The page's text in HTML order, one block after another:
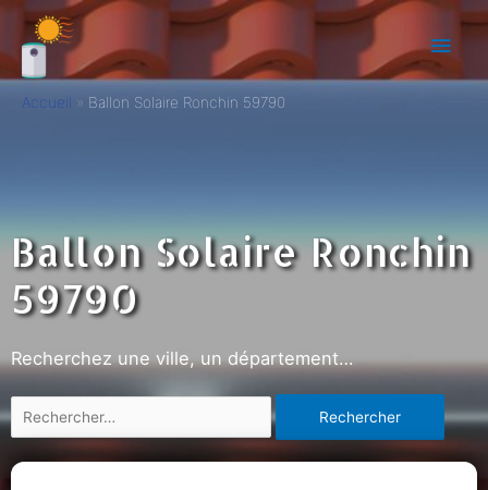
Accueil Ballon Solaire Ronchin 59790
Ballon Solaire Ronchin
59790
Recherchez une ville, un département…